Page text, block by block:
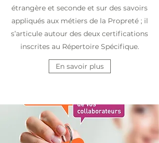
étrangère et seconde et sur des savoirs
appliqués aux métiers de la Propreté ; il
s’articule autour des deux certifications
inscrites au Répertoire Spécifique.
En savoir plus